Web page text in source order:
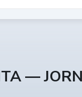
—